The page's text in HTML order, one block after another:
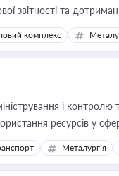
звітності та
комплекс
і контролю
ресурсів у
Металургія